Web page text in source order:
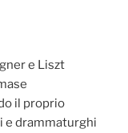
e Liszt
il proprio
e drammaturghi